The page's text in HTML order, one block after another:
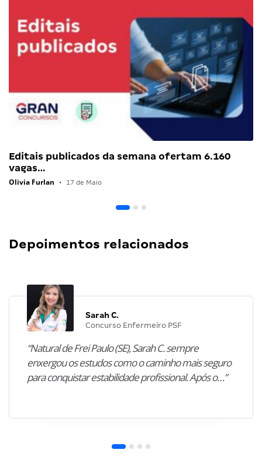
Editais publicados da semana ofertam 6.160
vagas…
Olivia Furlan • 17 de Maio
Depoimentos relacionados
Sarah C.
Concurso Enfermeiro PSF
“Natural de Frei Paulo (SE), Sarah C. sempre
enxergou os estudos como o caminho mais seguro
para conquistar estabilidade profissional. Após o…”